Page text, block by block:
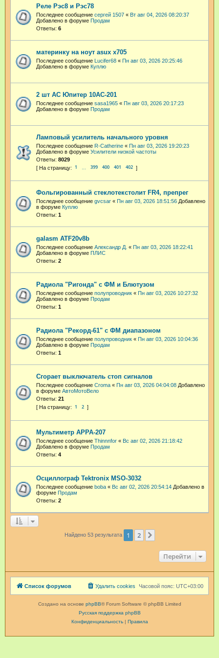
Реле Рэс8 и Рэс78
Последнее сообщение сергей 1507 « Вт авг 04, 2026 08:20:37
Добавлено в форуме Продам
Ответы: 6
материнку на ноут asux x705
Последнее сообщение Lucifer68 « Пн авг 03, 2026 20:25:46
Добавлено в форуме Куплю
2 шт АС Юпитер 10АС-201
Последнее сообщение sasa1965 « Пн авг 03, 2026 20:17:23
Добавлено в форуме Продам
Ламповый усилитель начального уровня
Последнее сообщение R-Catherine « Пн авг 03, 2026 19:20:23
Добавлено в форуме Усилители низкой частоты
Ответы: 8029
1 399 400 401 402
Фольгированный стеклотекстолит FR4, препрег
Последнее сообщение gvcsar « Пн авг 03, 2026 18:51:56 Добавлено
в форуме Куплю
Ответы: 1
galasm ATF20v8b
Последнее сообщение Александр Д. « Пн авг 03, 2026 18:22:41
Добавлено в форуме ПЛИС
Ответы: 2
Радиола "Ригонда" с ФМ и Блютузом
Последнее сообщение полупроводник « Пн авг 03, 2026 10:27:32
Добавлено в форуме Продам
Ответы: 1
Радиола "Рекорд-61" с ФМ диапазоном
Последнее сообщение полупроводник « Пн авг 03, 2026 10:04:36
Добавлено в форуме Продам
Ответы: 1
Сгорает выключатель стоп сигналов
Последнее сообщение Croma « Пн авг 03, 2026 04:04:08 Добавлено
в форуме АвтоМотоВело
Ответы: 21
1 2
Мультиметр APPA-207
Последнее сообщение Thinnnfor « Вс авг 02, 2026 21:18:42
Добавлено в форуме Продам
Ответы: 4
Осциллограф Tektronix MSO-3032
Последнее сообщение boba « Вс авг 02, 2026 20:54:14 Добавлено в
форуме Продам
Ответы: 2
Найдено 53 результата 1 2
Перейти
Список форумов Часовой пояс: UTC+03:00
Удалить cookies
Создано на основе phpBB® Forum Software © phpBB Limited
Русская поддержка phpBB
Конфиденциальность| Правила